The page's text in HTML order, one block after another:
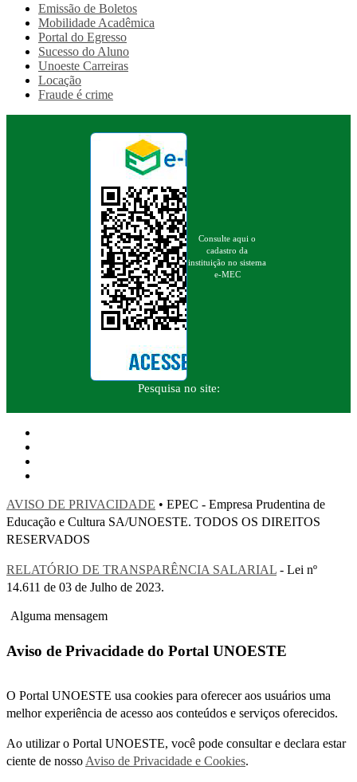
Emissão de Boletos
Mobilidade Acadêmica
Portal do Egresso
Sucesso do Aluno
Unoeste Carreiras
Locação
Fraude é crime
Consulte aqui o
cadastro da
instituição no sistema
e-MEC
Pesquisa no site:
AVISO DE PRIVACIDADE • EPEC - Empresa Prudentina de
Educação e Cultura SA/UNOESTE. TODOS OS DIREITOS
RESERVADOS
RELATÓRIO DE TRANSPARÊNCIA SALARIAL - Lei nº
14.611 de 03 de Julho de 2023.
Alguma mensagem
Aviso de Privacidade do Portal UNOESTE
O Portal UNOESTE usa cookies para oferecer aos usuários uma
melhor experiência de acesso aos conteúdos e serviços oferecidos.
Ao utilizar o Portal UNOESTE, você pode consultar e declara estar
ciente de nosso Aviso de Privacidade e Cookies.